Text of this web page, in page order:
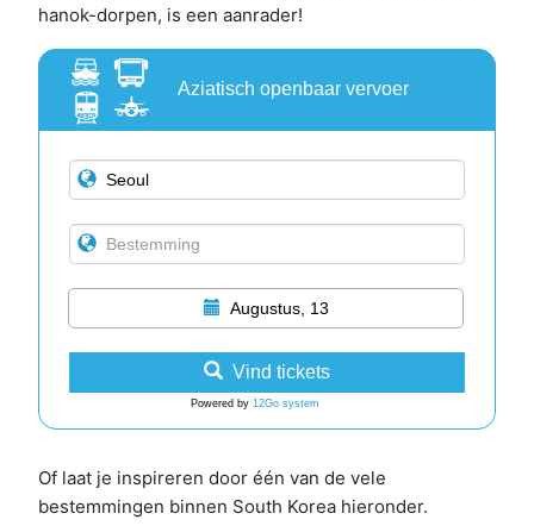
hanok-dorpen, is een aanrader!
Aziatisch openbaar vervoer
Augustus, 13
Vind tickets
Powered by 12Go system
Of laat je inspireren door één van de vele
bestemmingen binnen South Korea hieronder.